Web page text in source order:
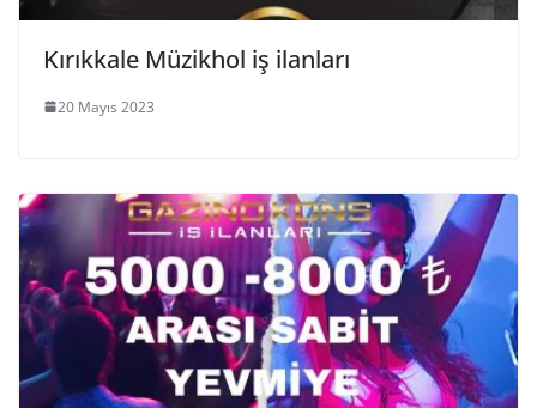
Kırıkkale Müzikhol iş ilanları
20 Mayıs 2023